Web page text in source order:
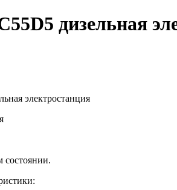
дизельная
электростанция
состоянии.